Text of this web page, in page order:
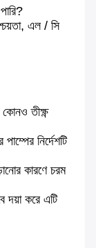
এল / সি
তীক্ষ্ণ
নির্দেশটি
কারণে চরম
দয়া করে এটি